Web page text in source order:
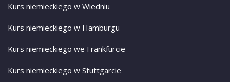
Kurs niemieckiego w Wiedniu
Kurs niemieckiego w Hamburgu
Kurs niemieckiego we Frankfurcie
Kurs niemieckiego w Stuttgarcie